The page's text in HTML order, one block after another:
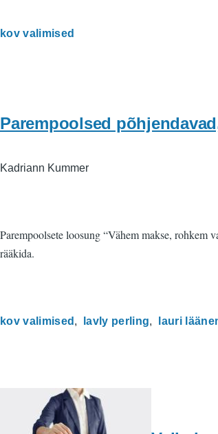
kov valimised
Parempoolsed
Kadriann Kummer
Parempoolsete loosung “Vähem makse, rohkem
rääkida.
kov valimised lavly perling lauri